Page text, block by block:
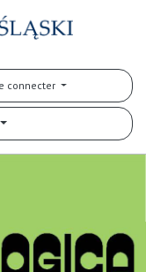
connecter